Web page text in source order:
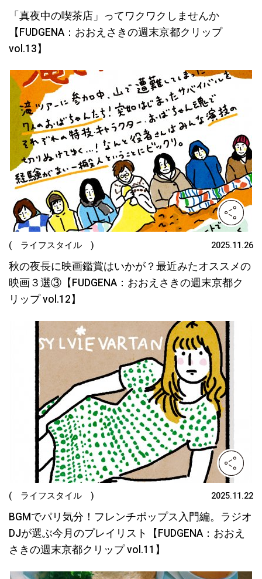
「真夜中の喫茶店」ってワクワクしませんか
【FUDGENA：おおえさきの週末京都クリップ
vol.13】
( ライフスタイル ) 2025.11.26
秋の夜長に映画鑑賞はいかが？最近みたオススメの
映画３選③【FUDGENA：おおえさきの週末京都ク
リップ vol.12】
( ライフスタイル ) 2025.11.22
BGMでパリ気分！フレンチポップス入門編。ラジオ
DJが選ぶ今月のプレイリスト【FUDGENA：おおえ
さきの週末京都クリップ vol.11】